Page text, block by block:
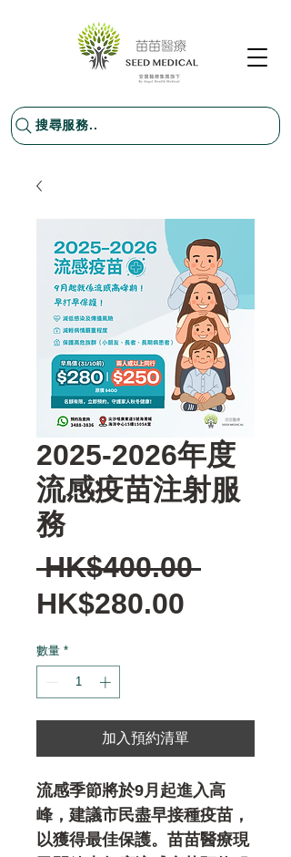
搜尋服務..
2025-2026年度
流感疫苗注射服
務
HK$400.00 一
HK$280.00
格
數量 *
加入預約清單
流感季節將於9月起進入高
峰，建議市民盡早接種疫苗，
以獲得最佳保護。苗苗醫療現